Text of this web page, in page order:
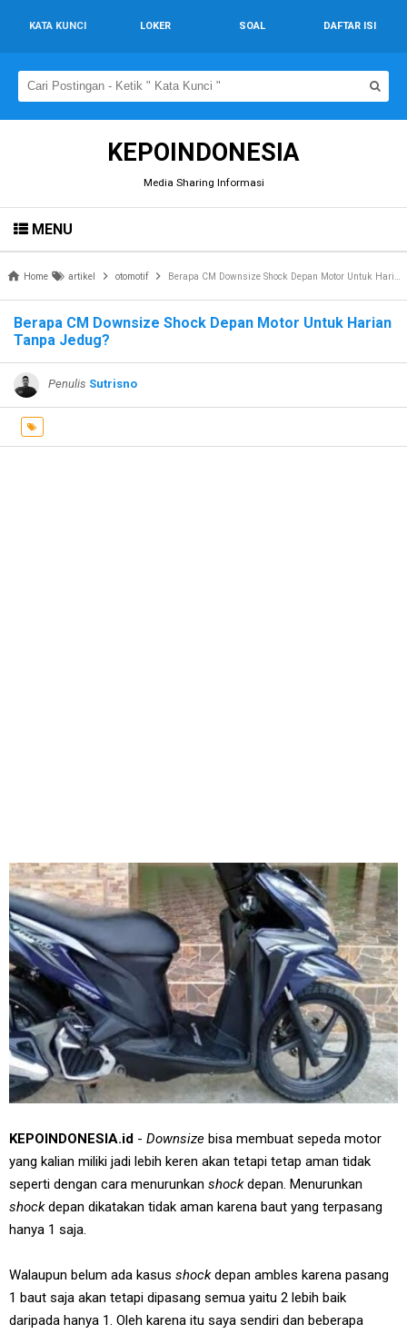
KATA KUNCI LOKER SOAL DAFTAR ISI
KEPOINDONESIA
Media Sharing Informasi
MENU
Home artikel otomotif Berapa CM Downsize Shock Depan Motor Untuk Harian Tanpa Jedug?
Berapa CM Downsize Shock Depan Motor Untuk Harian
Tanpa Jedug?
Penulis Sutrisno
KEPOINDONESIA.id - Downsize bisa membuat sepeda motor
yang kalian miliki jadi lebih keren akan tetapi tetap aman tidak
seperti dengan cara menurunkan shockdepan. Menurunkan
shockdepan dikatakan tidak aman karena baut yang terpasang
hanya 1 saja.
Walaupun belum ada kasus shockdepan ambles karena pasang
1 baut saja akan tetapi dipasang semua yaitu 2 lebih baik
daripada hanya 1. Oleh karena itu saya sendiri dan beberapa